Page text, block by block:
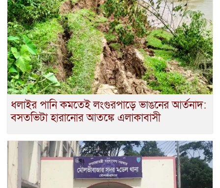
ধলাইর পানি কমতেই লংগুরপাড়ে ভাঙনের আর্তনাদ:
বসতভিটা হারানোর আতঙ্কে এলাকাবাসী